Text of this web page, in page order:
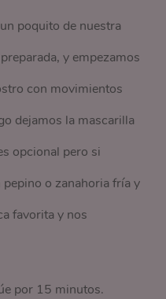
poquito de nuestra
y empezamos
con movimientos
dejamos la mascarilla
opcional pero si
o zanahoria fría y
favorita y nos
por 15 minutos.